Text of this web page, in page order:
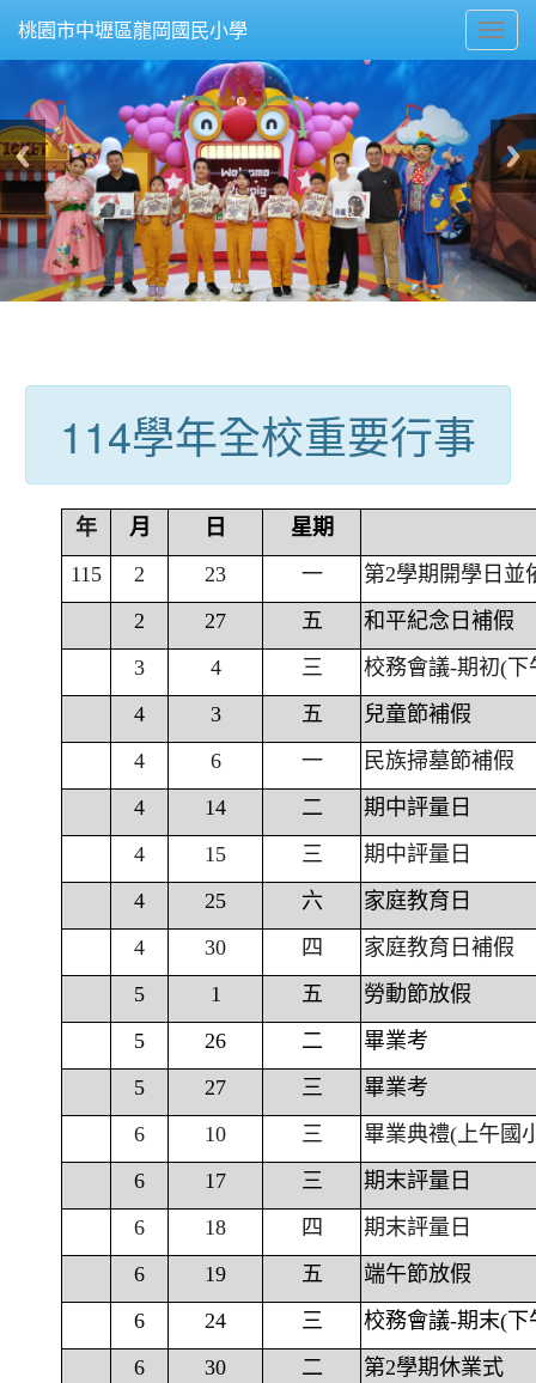
桃園市中壢區龍岡國民小學
114學年全校重要行事
年 月 日
星期
115
2 23 一
第2學期開學日並
2
27 五
和平紀念日補假
3
4 三
校務會議-期初(下
4
3 五
兒童節補假
4
6 一
民族掃墓節補假
4
14 二
期中評量日
4
15 三
期中評量日
4
25 六
家庭教育日
4
30 四
家庭教育日補假
5
1 五
勞動節放假
5
26 二
畢業考
5
27 三
畢業考
6
10 三
畢業典禮(上午國
6
17 三
期末評量日
6
18 四
期末評量日
6
19 五
端午節放假
6
24 三
校務會議-期末(下
6
30 二
第2學期休業式